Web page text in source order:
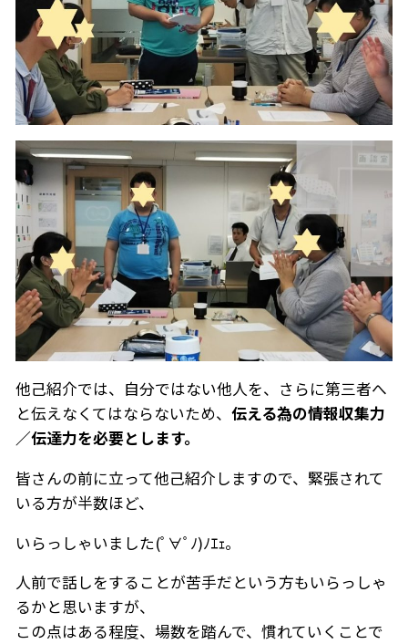
他己紹介では、自分ではない他人を、さらに第三者へ
と伝えなくてはならないため、伝える為の情報収集力
／伝達力を必要とします。
皆さんの前に立って他己紹介しますので、緊張されて
いる方が半数ほど、
いらっしゃいました(ﾟ∀ﾟﾉ)ﾉｴｪ。
人前で話しをすることが苦手だという方もいらっしゃ
るかと思いますが、
この点はある程度、場数を踏んで、慣れていくことで